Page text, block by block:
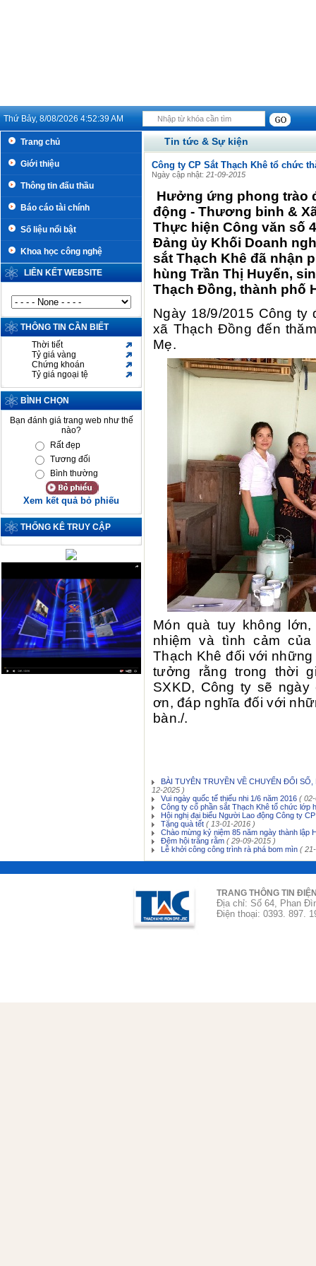
Thứ Bảy, 8/08/2026 4:52:39 AM
Trang chủ
Giới thiệu
Thông tin đấu thầu
Báo cáo tài chính
Số liệu nổi bật
Khoa học công nghệ
LIÊN KẾT WEBSITE
THÔNG TIN CẦN BIẾT
Thời tiết
Tỷ giá vàng
Chứng khoán
Tỷ giá ngoại tệ
BÌNH CHỌN
Bạn đánh giá trang web như thế
nào?
Rất đẹp
Tương đối
Bình thường
Xem kết quả bỏ phiếu
THỐNG KÊ TRUY CẬP
Tin tức & Sự kiện
Công ty CP Sắt Thạch Khê tổ chức
Ngày cập nhật: 21-09-2015
Hưởng ứng phong trào
động - Thương binh &
Thực hiện Công văn số
Đảng ủy Khối Doanh
sắt Thạch Khê đã nhận
hùng Trần Thị Huyến,
Thạch Đồng, thành phố
Ngày 18/9/2015 Công
xã Thạch Đồng đến
Mẹ.
Món quà tuy không
nhiệm và tình cảm
Thạch Khê đối với
tưởng rằng trong thời
SXKD, Công ty sẽ
ơn, đáp nghĩa đối với
bàn./.
BÀI TUYÊN TRUYỀN VỀ CHUYỂN ĐỔI
12-2025 )
Vui ngày quốc tế thiếu nhi 1/6 năm 2016 (
Công ty cổ phần sắt Thạch Khê tổ chức lớp
Hội nghị đại biểu Người Lao động Công ty
Tặng quà tết ( 13-01-2016 )
Chào mừng kỷ niệm 85 năm ngày thành lập
Đêm hội trăng rằm ( 29-09-2015 )
Lễ khởi công công trình rà phá bom mìn (
TRANG THÔNG TIN
Địa chỉ: Số 64, Phan
Điện thoại: 0393. 897.